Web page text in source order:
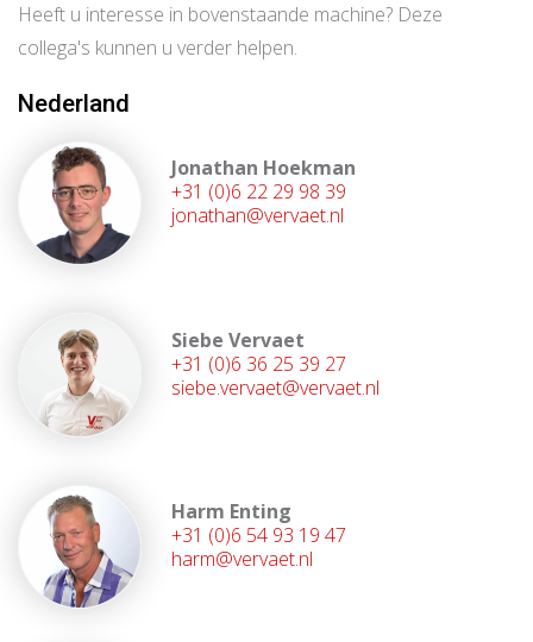
Heeft u interesse in bovenstaande machine? Deze
collega's kunnen u verder helpen.
Nederland
Jonathan Hoekman
+31 (0)6 22 29 98 39
jonathan@vervaet.nl
Siebe Vervaet
+31 (0)6 36 25 39 27
siebe.vervaet@vervaet.nl
Harm Enting
+31 (0)6 54 93 19 47
harm@vervaet.nl